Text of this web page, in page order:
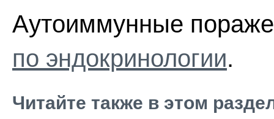
Аутоиммунные
по эндокринологии.
Читайте также в этом